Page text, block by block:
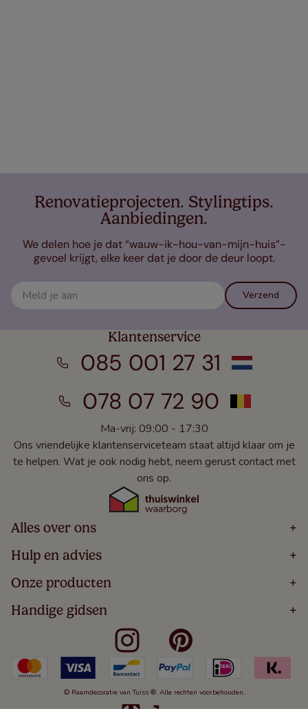
Renovatieprojecten. Stylingtips.
Aanbiedingen.
We delen hoe je dat “wauw-ik-hou-van-mijn-huis”-
gevoel krijgt, elke keer dat je door de deur loopt.
Verzend
Klantenservice
085 001 27 31
078 07 72 90
Ma-vrij: 09:00 - 17:30
Ons vriendelijke klantenserviceteam staat altijd klaar om je
te helpen. Wat je ook nodig hebt, neem gerust contact met
ons op.
Alles over ons +
Home
Over
Bestellen
Winacties
Veelgestelde Vragen
Hulp en advies +
Volg Je Bestelling
Levering
5 Jaar Garantie
Algemene Voorwaarden
Kindveiligheid
Cookies
Herroepingsrecht
Onze producten +
Houten Jaloezieën
Rolgordijnen
Verticale Jaloezieën
Duo Rolgordijnen
Duo Plisségordijnen
Handige gidsen +
Meten Voor Raamdecoratie
Badkamer Raamdecoratie
Slaapkamer Raamdecoratie
Keuken Raamdecoratie
De Jaloezieën Gids
© Raamdecoratie van Tuiss ®. Alle rechten voorbehouden.